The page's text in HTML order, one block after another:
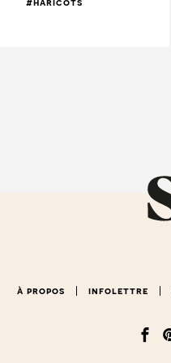
#haricots
à propos infolettre